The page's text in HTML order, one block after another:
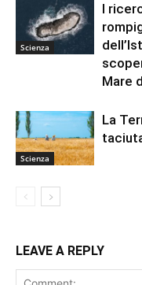
Scienza
I
Mare
Scienza
La
LEAVE A REPLY